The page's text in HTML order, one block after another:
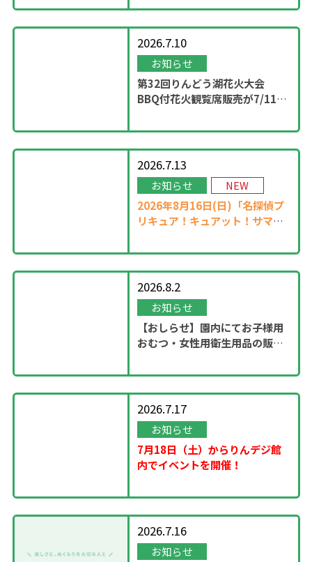
2026.7.10
お知らせ
第32回りんどう湖花火大会
BBQ付花火観覧席販売が7/11
2026.7.13
お知らせ NEW
2026年8月16日(日)「名探偵プ
リキュア！キュアット！サマー
2026.8.2
お知らせ
【おしらせ】園内にてお子様用
おむつ・女性用衛生用品の販売
2026.7.17
お知らせ
7月18日（土）からりんデジ館
内でイベントを開催！
2026.7.16
お知らせ